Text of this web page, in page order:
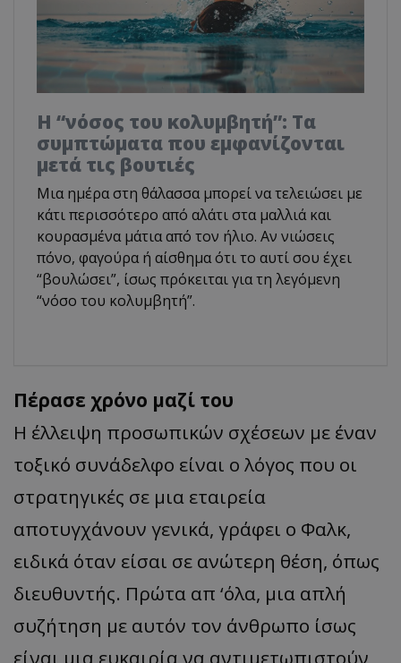
Η “νόσος του κολυμβητή”: Τα
συμπτώματα που εμφανίζονται
μετά τις βουτιές
Μια ημέρα στη θάλασσα μπορεί να τελειώσει με
κάτι περισσότερο από αλάτι στα μαλλιά και
κουρασμένα μάτια από τον ήλιο. Αν νιώσεις
πόνο, φαγούρα ή αίσθημα ότι το αυτί σου έχει
“βουλώσει”, ίσως πρόκειται για τη λεγόμενη
“νόσο του κολυμβητή”.
Πέρασε χρόνο μαζί του
Η έλλειψη προσωπικών σχέσεων με έναν
τοξικό συνάδελφο είναι ο λόγος που οι
στρατηγικές σε μια εταιρεία
αποτυγχάνουν γενικά, γράφει ο Φαλκ,
ειδικά όταν είσαι σε ανώτερη θέση, όπως
διευθυντής. Πρώτα απ ‘όλα, μια απλή
συζήτηση με αυτόν τον άνθρωπο ίσως
είναι μια ευκαιρία να αντιμετωπιστούν